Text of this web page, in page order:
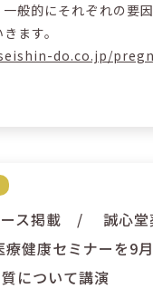
般的にそれぞれの要
ます。
do.co.jp/
ース掲載 / 誠心堂
療健康セミナーを
について講演